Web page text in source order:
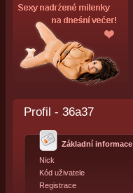
Profil - 36a37
Základní informace
Nick
Kód uživatele
Registrace